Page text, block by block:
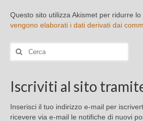
Questo sito utilizza Akismet per ridurre lo
vengono elaborati i dati derivati dai
Cerca:
Iscriviti al sito
Inserisci il tuo indirizzo e-mail per
ricevere via e-mail le notifiche di nuovi